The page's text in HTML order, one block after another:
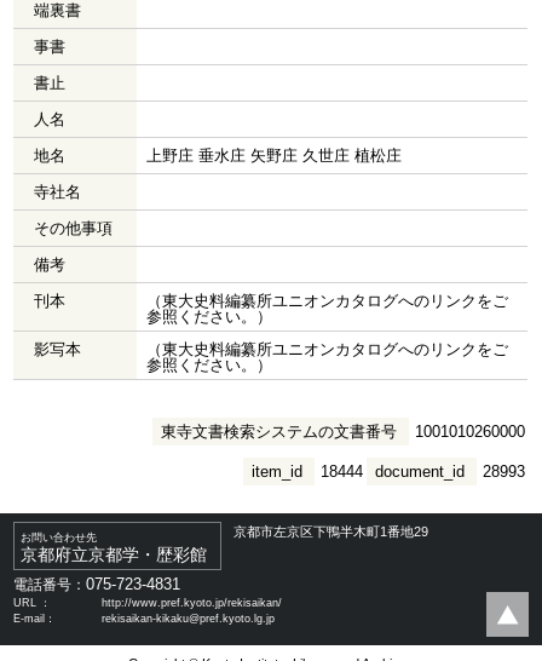
端裏書
事書
書止
人名
地名
上野庄 垂水庄 矢野庄 久世庄 植松庄
寺社名
その他事項
備考
刊本
（東大史料編纂所ユニオンカタログへのリンクをご
参照ください。）
影写本
（東大史料編纂所ユニオンカタログへのリンクをご
参照ください。）
東寺文書検索システムの文書番号 1001010260000
document_id 28993
item_id 18444
お問い合わせ先
京都府立京都学・歴彩館
京都市左京区下鴨半木町1番地29
電話番号：075-723-4831
URL ：
http://www.pref.kyoto.jp/rekisaikan/
E-mail：
rekisaikan-kikaku@pref.kyoto.lg.jp